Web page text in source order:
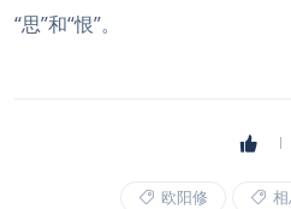
“思”和“恨”。
欧阳修